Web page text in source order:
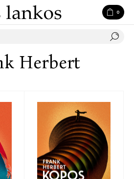
0
Herbert